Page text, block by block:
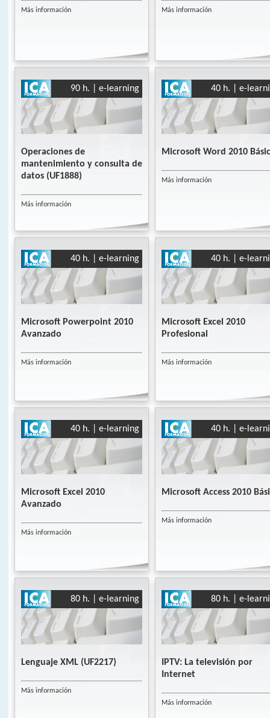
Más información Más información
90 h. | e-learning
Operaciones de
mantenimiento y consulta de
datos (UF1888)
Más información
40 h. | e-
Microsoft Word 2010
Más información
40 h. | e-learning
Microsoft Powerpoint 2010
Avanzado
Más información
40 h. | e-
Microsoft Excel 2010
Profesional
Más información
40 h. | e-learning
Microsoft Excel 2010
Avanzado
Más información
40 h. | e-
Microsoft Access 2010
Más información
80 h. | e-learning
Lenguaje XML (UF2217)
Más información
80 h. | e-
IPTV: La televisión por
Internet
Más información